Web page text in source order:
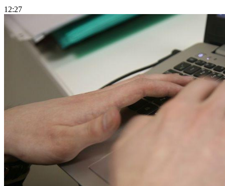
12:27